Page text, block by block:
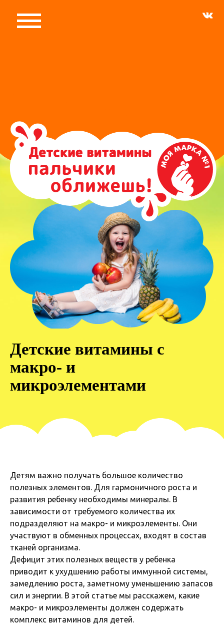
Детские витамины с
макро- и
микроэлементами
Детям важно получать большое количество
полезных элементов. Для гармоничного роста и
развития ребенку необходимы минералы. В
зависимости от требуемого количества их
подразделяют на макро- и микроэлементы. Они
участвуют в обменных процессах, входят в состав
тканей организма.
Дефицит этих полезных веществ у ребенка
приводит к ухудшению работы иммунной системы,
замедлению роста, заметному уменьшению запасов
сил и энергии. В этой статье мы расскажем, какие
макро- и микроэлементы должен содержать
комплекс витаминов для детей.